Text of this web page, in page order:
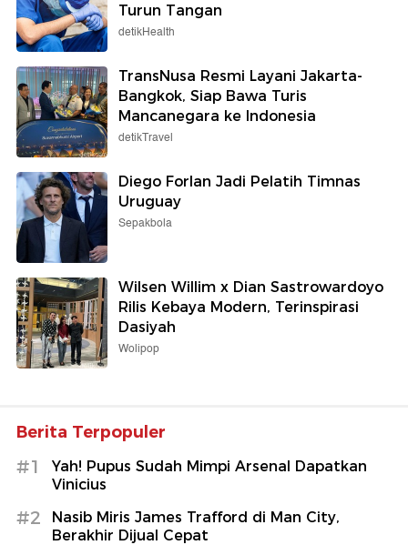
Turun Tangan
detikHealth
TransNusa Resmi Layani Jakarta-
Bangkok, Siap Bawa Turis
Mancanegara ke Indonesia
detikTravel
Diego Forlan Jadi Pelatih Timnas
Uruguay
Sepakbola
Wilsen Willim x Dian Sastrowardoyo
Rilis Kebaya Modern, Terinspirasi
Dasiyah
Wolipop
Berita Terpopuler
#1
Yah! Pupus Sudah Mimpi Arsenal Dapatkan
Vinicius
#2
Nasib Miris James Trafford di Man City,
Berakhir Dijual Cepat